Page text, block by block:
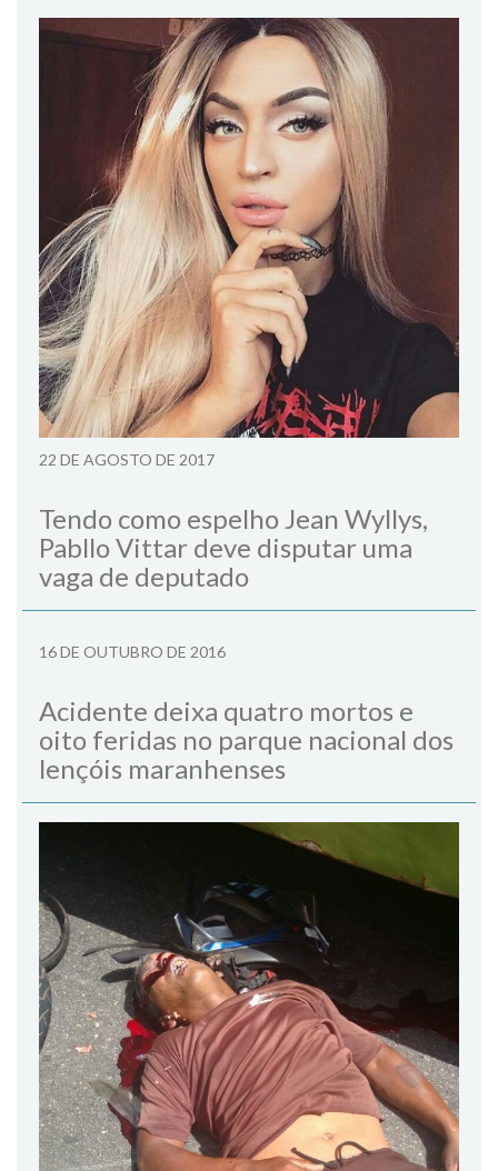
22 DE AGOSTO DE 2017
Tendo como espelho Jean Wyllys,
Pabllo Vittar deve disputar uma
vaga de deputado
16 DE OUTUBRO DE 2016
Acidente deixa quatro mortos e
oito feridas no parque nacional dos
lençóis maranhenses